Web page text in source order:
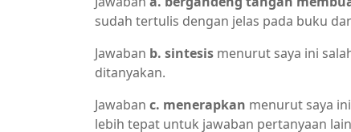
sudah tertulis dengan jelas pada buku
Jawaban b. sintesis menurut saya ini
ditanyakan.
Jawaban c. menerapkan menurut saya
lebih tepat untuk jawaban pertanyaan